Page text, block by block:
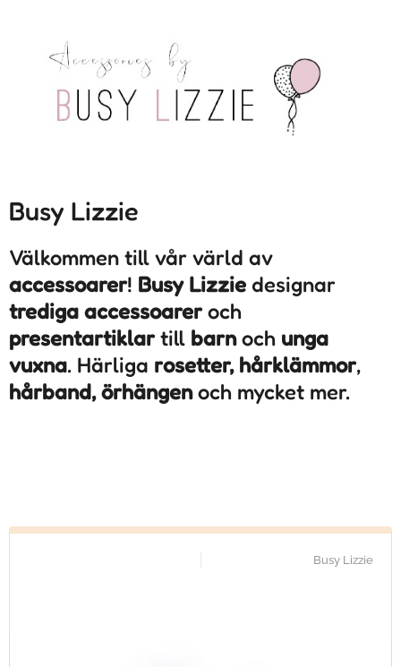
Busy Lizzie
Välkommen till vår värld av
accessoarer! Busy Lizzie designar
trediga accessoareroch
presentartiklartill barnoch unga
vuxna. Härliga rosetter, hårklämmor,
hårband, örhängenoch mycket mer.
Busy Lizzie